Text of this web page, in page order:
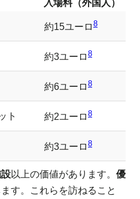
入場料（外国人）
約15ユーロ 8
約3ユーロ 8
約6ユーロ 8
ト 約2ユーロ 8
約3ユーロ 8
以上の価値があります。 優
す。これらを訪ねること